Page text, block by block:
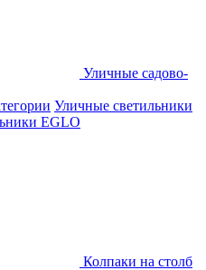
Уличные садово-
Уличные светильники
EGLO
Колпаки на столб